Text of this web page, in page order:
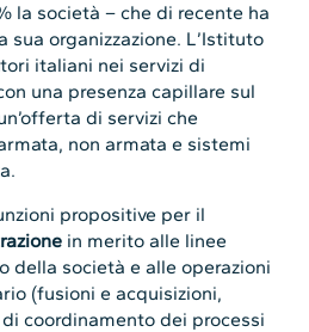
la società – che di recente ha
sua organizzazione. L’Istituto
italiani nei servizi di
una presenza capillare sul
di servizi che
non armata e sistemi
propositive per il
in merito alle linee
della società e alle operazioni
(fusioni e acquisizioni,
coordinamento dei processi